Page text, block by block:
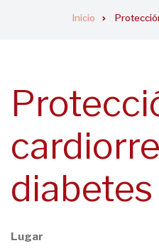
navegación
Inicio
Lugar